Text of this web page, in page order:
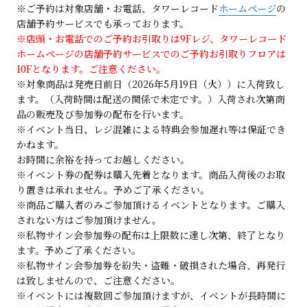
※ご予約は対象店舗・お電話、タワーレコード ホームページの
店舗予約サービスでも承っております。
※店頭・お電話でのご予約お引取りは9Fレジ、タワーレコード
ホームページの店舗予約サービスでのご予約お引取りフロアは
10Fとなります。ご注意ください。
※対象商品は発売日前日（2026年5月19日（火））に入荷致し
ます。（入荷時間は配送の関係で未定です。）入荷され次第商
品の販売及び参加券の配布を行います。
※イベント当日、レジ混雑による特典会参加遅れ等は保証でき
かねます。
お時間に余裕を持ってお越しください。
※イベント券の配券は購入先着となります。商品入荷後のお取
り置きは承れません。予めご了承ください。
※商品ご購入者のみご参加頂けるイベントとなります。ご購入
されない方はご参加頂けません。
※私物サイン会参加券の配布は上限数に達し次第、終了となり
ます。予めご了承ください。
※私物サイン会参加券を紛失・盗難・破損された場合、再発行
は致しませんので、ご注意ください。
※イベントには複数回ご参加頂けますが、イベントが長時間に